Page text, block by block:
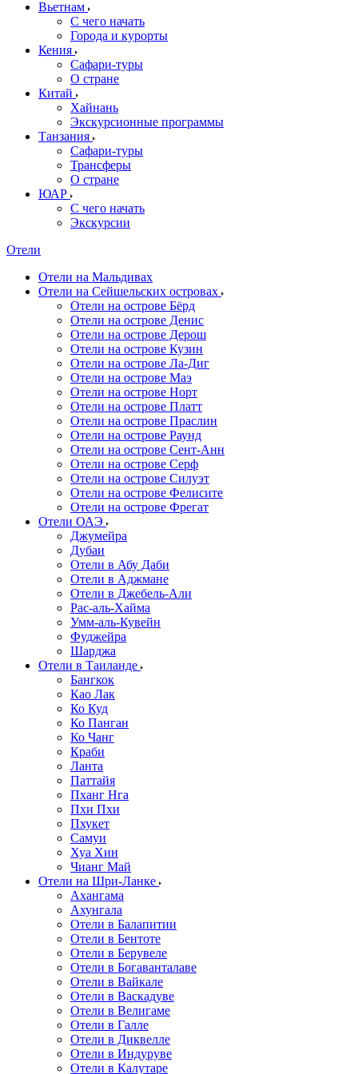
Вьетнам
С чего начать
Города и курорты
Кения
Сафари-туры
О стране
Китай
Хайнань
Экскурсионные программы
Танзания
Сафари-туры
Трансферы
О стране
ЮАР
С чего начать
Экскурсии
Отели
Отели на Мальдивах
Отели на Сейшельских островах
Отели на острове Бёрд
Отели на острове Денис
Отели на острове Дерош
Отели на острове Кузин
Отели на острове Ла-Диг
Отели на острове Маэ
Отели на острове Норт
Отели на острове Платт
Отели на острове Праслин
Отели на острове Раунд
Отели на острове Сент-Анн
Отели на острове Серф
Отели на острове Силуэт
Отели на острове Фелисите
Отели на острове Фрегат
Отели ОАЭ
Джумейра
Дубаи
Отели в Абу Даби
Отели в Аджмане
Отели в Джебель-Али
Рас-аль-Хайма
Умм-аль-Кувейн
Фуджейра
Шарджа
Отели в Таиланде
Бангкок
Као Лак
Ко Куд
Ко Панган
Ко Чанг
Краби
Ланта
Паттайя
Пханг Нга
Пхи Пхи
Пхукет
Самуи
Хуа Хин
Чианг Май
Отели на Шри-Ланке
Ахангама
Ахунгала
Отели в Балапитии
Отели в Бентоте
Отели в Берувеле
Отели в Богаванталаве
Отели в Вайкале
Отели в Васкадуве
Отели в Велигаме
Отели в Галле
Отели в Диквелле
Отели в Индуруве
Отели в Калутаре